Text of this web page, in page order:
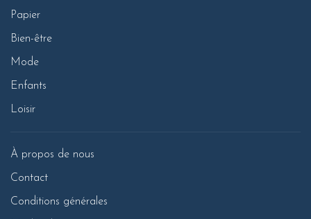
Papier
Bien-être
Mode
Enfants
Loisir
À propos de nous
Contact
Conditions générales